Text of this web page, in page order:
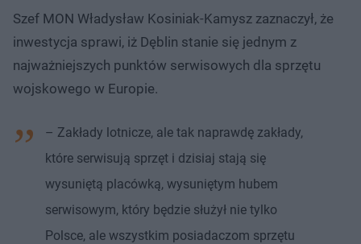
Szef MON Władysław Kosiniak-Kamysz zaznaczył, że
inwestycja sprawi, iż Dęblin stanie się jednym z
najważniejszych punktów serwisowych dla sprzętu
wojskowego w Europie.
– Zakłady lotnicze, ale tak naprawdę zakłady,
które serwisują sprzęt i dzisiaj stają się
wysuniętą placówką, wysuniętym hubem
serwisowym, który będzie służył nie tylko
Polsce, ale wszystkim posiadaczom sprzętu